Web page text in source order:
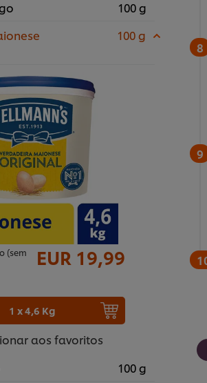
100 g
100 g
(sem
EUR 19,99
1 x 4,6 Kg
aos favoritos
100 g